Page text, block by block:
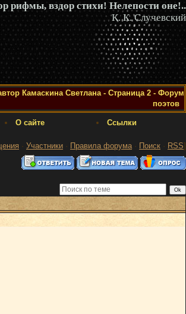
рифмы, вздор стихи! Нелепости оне!..
К. К. Случевский
Камаскина Светлана - Страница 2 - Форум
поэтов
О сайте Ссылки
· Участники · Правила форума· Поиск · RSS]